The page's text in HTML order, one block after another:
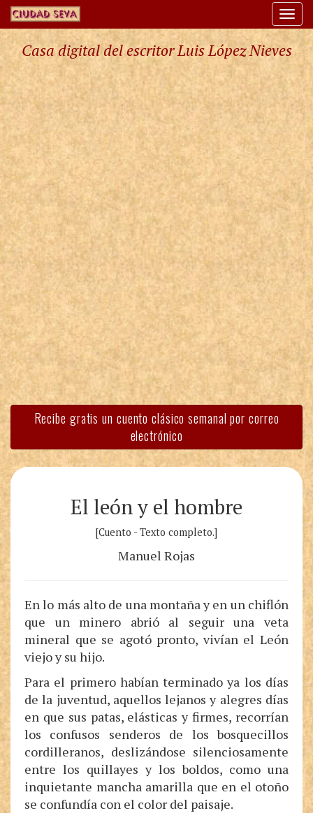
Casa digital del escritor Luis López Nieves
Recibe gratis un cuento clásico semanal por correo
electrónico
El león y el hombre
[Cuento - Texto completo.]
Manuel Rojas
En lo más alto de una montaña y en un chiflón
que un minero abrió al seguir una veta
mineral que se agotó pronto, vivían el León
viejo y su hijo.
Para el primero habían terminado ya los días
de la juventud, aquellos lejanos y alegres días
en que sus patas, elásticas y firmes, recorrían
los confusos senderos de los bosquecillos
cordilleranos, deslizándose silenciosamente
entre los quillayes y los boldos, como una
inquietante mancha amarilla que en el otoño
se confundía con el color del paisaje.